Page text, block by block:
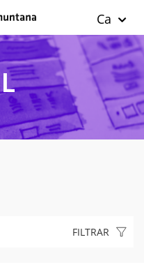
Ca
FILTRAR